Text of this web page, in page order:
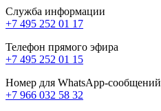
Служба информации
+7 495 252 01 17
Телефон прямого эфира
+7 495 252 01 15
Номер для WhatsApp-сообщений
+7 966 032 58 32